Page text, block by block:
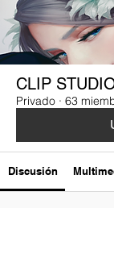
CLIP
Privado · 63
Discusión